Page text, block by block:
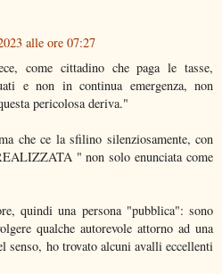
alle ore 07:27
come cittadino che paga le tasse,
e non in continua emergenza, non
pericolosa deriva."
che ce la sfilino silenziosamente, con
" non solo enunciata come
quindi una persona "pubblica": sono
qualche autorevole attorno ad una
senso, ho trovato alcuni avalli eccellenti